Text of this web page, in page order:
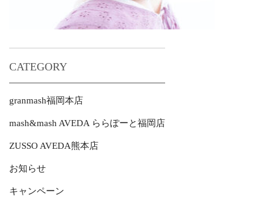
CATEGORY
granmash福岡本店
mash&mash AVEDA ららぽーと福岡店
ZUSSO AVEDA熊本店
お知らせ
キャンペーン